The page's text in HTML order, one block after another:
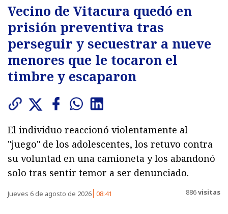
Vecino de Vitacura quedó en
prisión preventiva tras
perseguir y secuestrar a nueve
menores que le tocaron el
timbre y escaparon
El individuo reaccionó violentamente al
"juego" de los adolescentes, los retuvo contra
su voluntad en una camioneta y los abandonó
solo tras sentir temor a ser denunciado.
Jueves 6 de agosto de 2026 08:41 886visitas